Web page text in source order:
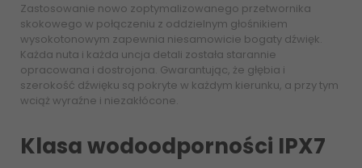
Zastosowanie nowo zoptymalizowanego przetwornika
skokowego w połączeniu z oddzielnym głośnikiem
wysokotonowym zapewnia niesamowicie bogaty dźwięk.
Każda nuta i każda uncja detali została starannie
opracowana i dostrojona. Gwarantując, że głębia i
szerokość dźwięku są pokryte w każdym kierunku, a przy tym
wciąż wyraźne i niezakłócone.
Klasa wodoodporności IPX7